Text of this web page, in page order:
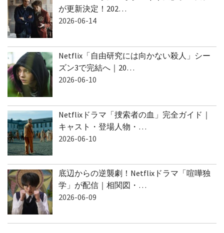
が更新決定！202…
2026-06-14
Netflix「自由研究には向かない殺人」シー
ズン3で完結へ｜20…
2026-06-10
Netflixドラマ「捜索者の血」完全ガイド｜
キャスト・登場人物・…
2026-06-10
底辺からの逆襲劇！Netflixドラマ「喧嘩独
学」が配信｜相関図・…
2026-06-09